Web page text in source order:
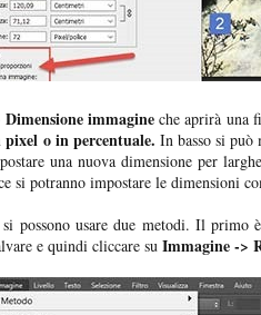
immagine che aprirà una
pixel o in percentuale. In basso si può
una nuova dimensione per
si potranno impostare le dimensioni
possono usare due metodi. Il primo
e quindi cliccare su Immagine ->